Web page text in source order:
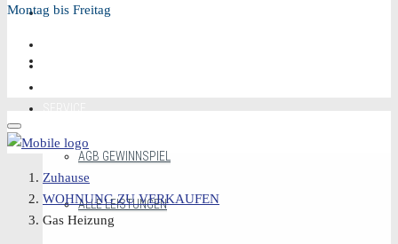
MIETEN
AGB GEWINNSPIEL
ALLE LEISTUNGEN
Montag bis Freitag
Zuhause
WOHNUNG ZU VERKAUFEN
Gas Heizung